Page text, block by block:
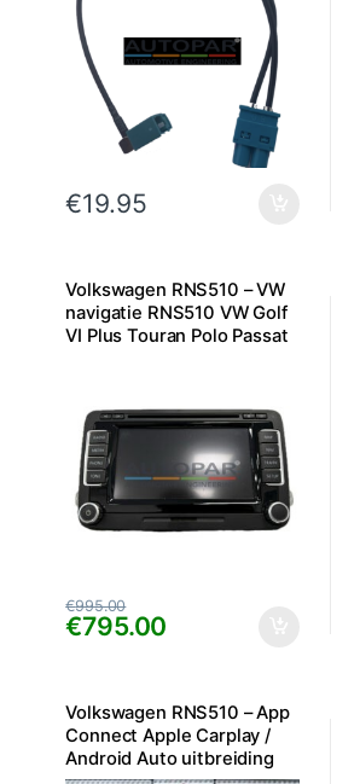
€19.95
Volkswagen RNS510 – VW
navigatie RNS510 VW Golf
VI Plus Touran Polo Passat
€795.00
€995.00
Volkswagen RNS510 – App
Connect Apple Carplay /
Android Auto uitbreiding